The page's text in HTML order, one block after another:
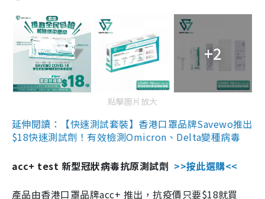
+2
點擊圖片放大
延伸閱讀：【快速測試套裝】香港口罩品牌Savewo推出
$18快速測試劑！有效檢測Omicron、Delta變種病毒
acc+ test 新型冠狀病毒抗原測試劑 >>按此選購<<
產品由香港口罩品牌acc+ 推出，抗疫價只要$18就買